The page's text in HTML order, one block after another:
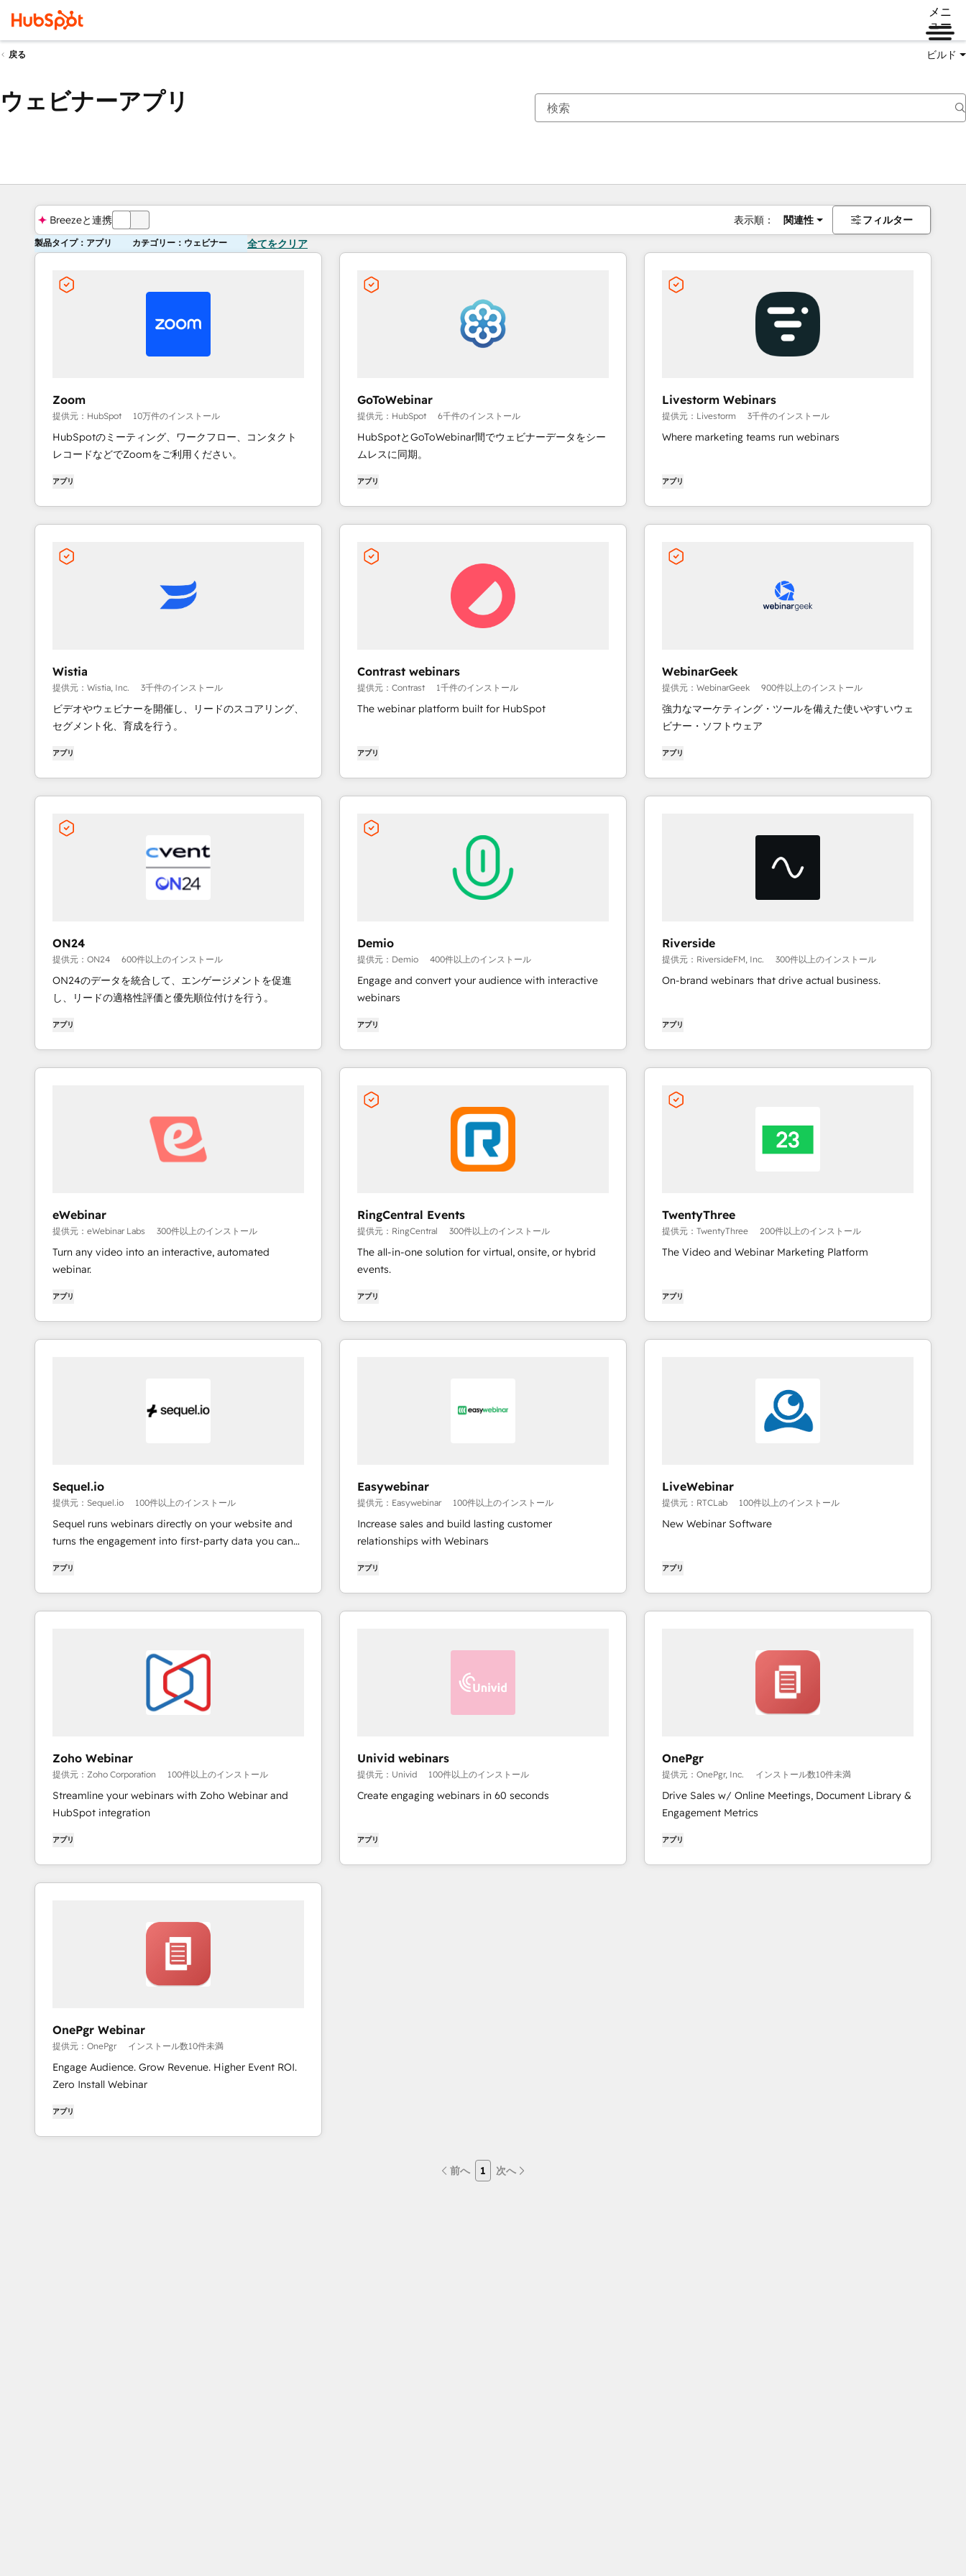
メニ
ュー
戻る ビルド
ウェビナーアプリ
Breezeと連携オ
フ
表示順： 関連性 フィルター
製品タイプ：アプリ カテゴリー：ウェビナー 全てをクリア
Zoom
提供元：HubSpot 10万件のインストール
HubSpotのミーティング、ワークフロー、コンタクト
レコードなどでZoomをご利用ください。
アプリ
GoToWebinar
提供元：HubSpot 6千件のインストール
HubSpotとGoToWebinar間でウェビナーデータをシー
ムレスに同期。
アプリ
Livestorm Webinars
提供元：Livestorm 3千件のインストール
Where marketing teams run webinars
アプリ
Wistia
提供元：Wistia, Inc. 3千件のインストール
ビデオやウェビナーを開催し、リードのスコアリング、
セグメント化、育成を行う。
アプリ
Contrast webinars
提供元：Contrast 1千件のインストール
The webinar platform built for HubSpot
アプリ
WebinarGeek
提供元：WebinarGeek 900件以上のインストール
強力なマーケティング・ツールを備えた使いやすいウェ
ビナー・ソフトウェア
アプリ
ON24
提供元：ON24 600件以上のインストール
ON24のデータを統合して、エンゲージメントを促進
し、リードの適格性評価と優先順位付けを行う。
アプリ
Demio
提供元：Demio 400件以上のインストール
Engage and convert your audience with interactive
webinars
アプリ
Riverside
提供元：RiversideFM, Inc. 300件以上のインストール
On-brand webinars that drive actual business.
アプリ
eWebinar
提供元：eWebinar Labs 300件以上のインストール
Turn any video into an interactive, automated
webinar.
アプリ
RingCentral Events
提供元：RingCentral 300件以上のインストール
The all-in-one solution for virtual, onsite, or hybrid
events.
アプリ
TwentyThree
提供元：TwentyThree 200件以上のインストール
The Video and Webinar Marketing Platform
アプリ
Sequel.io
提供元：Sequel.io 100件以上のインストール
Sequel runs webinars directly on your website and
turns the engagement into first-party data you can
personalization, and attribution.
アプリ
Easywebinar
提供元：Easywebinar 100件以上のインストール
Increase sales and build lasting customer
relationships with Webinars
アプリ
LiveWebinar
提供元：RTCLab 100件以上のインストール
New Webinar Software
アプリ
Zoho Webinar
提供元：Zoho Corporation 100件以上のインストール
Streamline your webinars with Zoho Webinar and
HubSpot integration
アプリ
Univid webinars
提供元：Univid 100件以上のインストール
Create engaging webinars in 60 seconds
アプリ
OnePgr
提供元：OnePgr, Inc. インストール数10件未満
Drive Sales w/ Online Meetings, Document Library &
Engagement Metrics
アプリ
OnePgr Webinar
提供元：OnePgr インストール数10件未満
Engage Audience. Grow Revenue. Higher Event ROI.
Zero Install Webinar
アプリ
前へ
現在の場所ページ
1 次へ